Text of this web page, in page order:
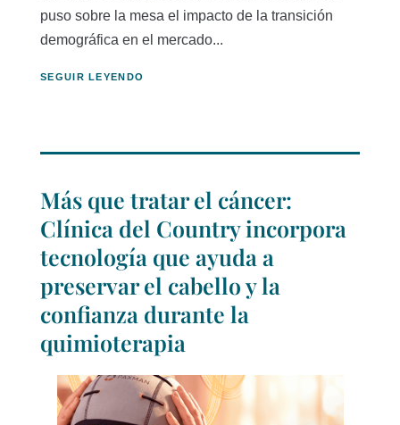
puso sobre la mesa el impacto de la transición
demográfica en el mercado...
SEGUIR LEYENDO
Más que tratar el cáncer:
Clínica del Country incorpora
tecnología que ayuda a
preservar el cabello y la
confianza durante la
quimioterapia